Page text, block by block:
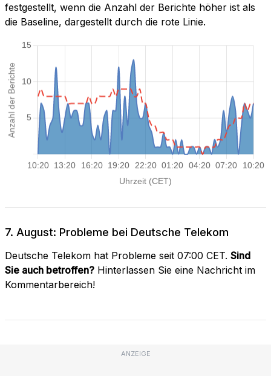
festgestellt, wenn die Anzahl der Berichte höher ist als
die Baseline, dargestellt durch die rote Linie.
7. August: Probleme bei Deutsche Telekom
Deutsche Telekom hat Probleme seit 07:00 CET. Sind
Sie auch betroffen? Hinterlassen Sie eine Nachricht im
Kommentarbereich!
ANZEIGE